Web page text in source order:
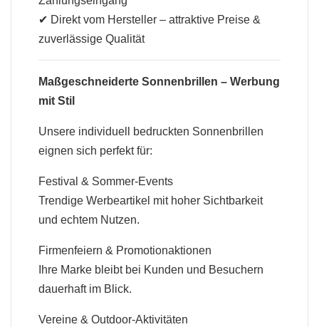
✔ Direkt vom Hersteller – attraktive Preise &
zuverlässige Qualität
Maßgeschneiderte Sonnenbrillen – Werbung
mit Stil
Unsere individuell bedruckten Sonnenbrillen
eignen sich perfekt für:
Festival & Sommer-Events
Trendige Werbeartikel mit hoher Sichtbarkeit
und echtem Nutzen.
Firmenfeiern & Promotionaktionen
Ihre Marke bleibt bei Kunden und Besuchern
dauerhaft im Blick.
Vereine & Outdoor-Aktivitäten